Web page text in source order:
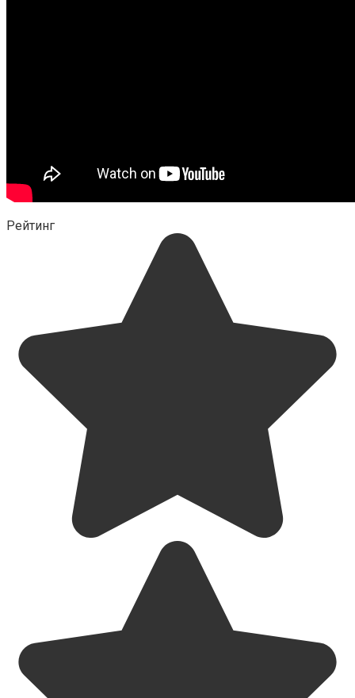
Рейтинг